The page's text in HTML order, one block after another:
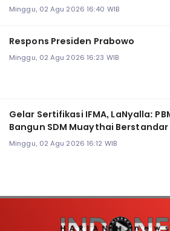
Minggu, 02 Agu 2026 16:40 WIB
Respons Presiden Prabowo
Minggu, 02 Agu 2026 16:23 WIB
Gelar Sertifikasi IFMA, LaNyalla:
Bangun SDM Muaythai
Minggu, 02 Agu 2026 16:12 WIB